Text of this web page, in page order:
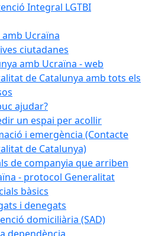
Integral LGTBI
amb Ucraïna
ciutadanes
amb Ucraïna - web
de Catalunya amb tots els
ajudar?
un espai per acollir
i emergència (Contacte
de Catalunya)
de companyia que arriben
- protocol Generalitat
bàsics
i denegats
domiciliària (SAD)